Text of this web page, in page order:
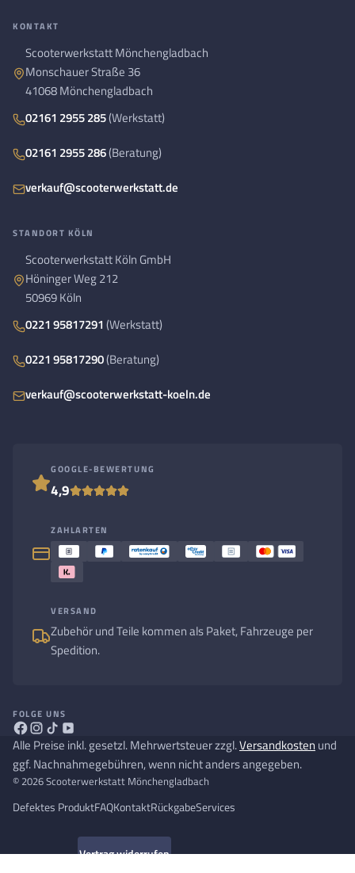
KONTAKT
Scooterwerkstatt Mönchengladbach
Monschauer Straße 36
41068 Mönchengladbach
02161 2955 285(Werkstatt)
02161 2955 286(Beratung)
verkauf@scooterwerkstatt.de
STANDORT KÖLN
Scooterwerkstatt Köln GmbH
Höninger Weg 212
50969 Köln
0221 95817291 (Werkstatt)
0221 95817290(Beratung)
verkauf@scooterwerkstatt-koeln.de
GOOGLE-BEWERTUNG
4,9
ZAHLARTEN
VERSAND
Zubehör und Teile kommen als Paket, Fahrzeuge per
Spedition.
FOLGE UNS
Alle Preise inkl. gesetzl. Mehrwertsteuer zzgl.Versandkosten und
ggf. Nachnahmegebühren, wenn nicht anders angegeben.
© 2026 Scooterwerkstatt Mönchengladbach
Defektes ProduktFAQKontaktRückgabeServices
Vertrag widerrufen